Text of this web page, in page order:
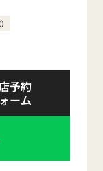
予約
ーム